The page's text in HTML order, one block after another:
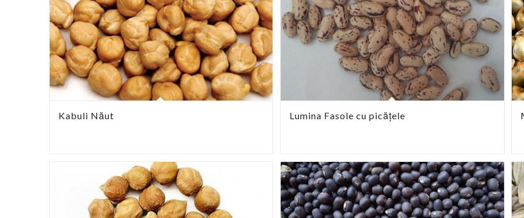
Kabuli Năut Lumina Fasole cu picățele